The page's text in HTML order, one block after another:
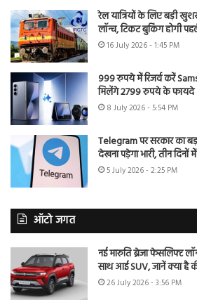
रेल यात्रियों के लिए बड़ी
लॉन्च, टिकट बुकिंग होगी
16 July 2026 - 1:45 PM
999 रुपये में रिजर्व करें
मिलेंगे 2799 रुपये के फायदे
8 July 2026 - 5:54 PM
Telegram पर सरकार का
देखना पड़ेगा भारी, तीन दिनों
5 July 2026 - 2:25 PM
ऑटो जगत
नई मारुति ब्रेजा फेसलिफ्ट
साथ आई SUV, जानें क्या है
26 July 2026 - 3:56 PM